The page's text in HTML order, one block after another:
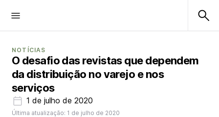
NOTÍCIAS
O desafio das revistas que dependem
da distribuição no varejo e nos
serviços
1 de julho de 2020
Última atualização: 1 de julho de 2020